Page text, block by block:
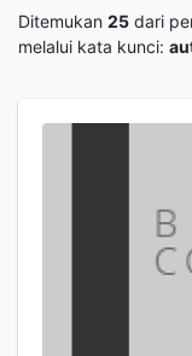
Ditemukan 25 dari
melalui kata kunci: